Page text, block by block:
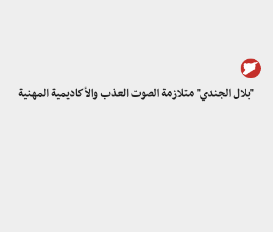
"بلال الجندي" متلازمة الصوت العذب والأكاديمية المهنية